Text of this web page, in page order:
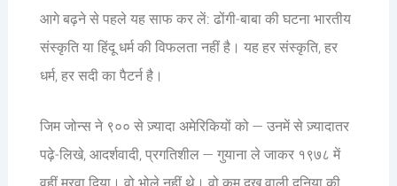
आगे बढ़ने से पहले यह साफ कर लें: ढोंगी-बाबा की घटना भारतीय
संस्कृति या हिंदू धर्म की विफलता नहीं है। यह हर संस्कृति, हर
धर्म, हर सदी का पैटर्न है।
जिम जोन्स ने ९०० से ज़्यादा अमेरिकियों को — उनमें से ज़्यादातर
पढ़े-लिखे, आदर्शवादी, प्रगतिशील — गुयाना ले जाकर १९७८ में